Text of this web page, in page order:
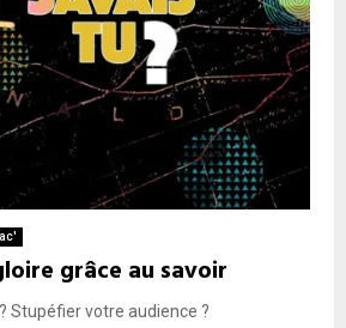
grâce au savoir
Stupéfier votre audience ?